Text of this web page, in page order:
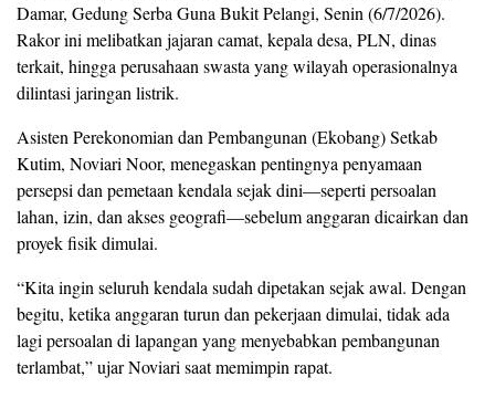
Damar, Gedung Serba Guna Bukit Pelangi, Senin (6/7/2026).
Rakor ini melibatkan jajaran camat, kepala desa, PLN, dinas
terkait, hingga perusahaan swasta yang wilayah operasionalnya
dilintasi jaringan listrik.
Asisten Perekonomian dan Pembangunan (Ekobang) Setkab
Kutim, Noviari Noor, menegaskan pentingnya penyamaan
persepsi dan pemetaan kendala sejak dini—seperti persoalan
lahan, izin, dan akses geografi—sebelum anggaran dicairkan dan
proyek fisik dimulai.
“Kita ingin seluruh kendala sudah dipetakan sejak awal. Dengan
begitu, ketika anggaran turun dan pekerjaan dimulai, tidak ada
lagi persoalan di lapangan yang menyebabkan pembangunan
terlambat,” ujar Noviari saat memimpin rapat.